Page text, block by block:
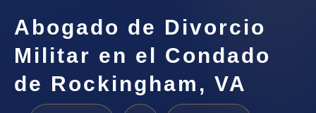
Abogado de Divorcio
Militar en el Condado
de Rockingham, VA